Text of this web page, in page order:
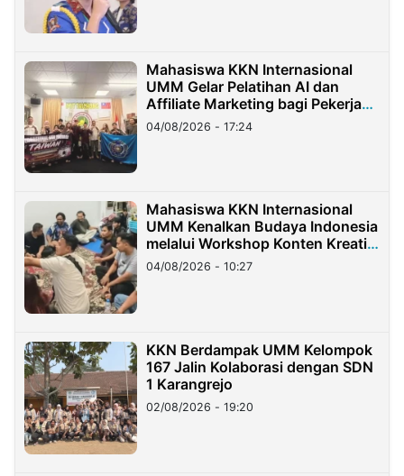
Mahasiswa KKN Internasional
UMM Gelar Pelatihan AI dan
Affiliate Marketing bagi Pekerja
Migran Indonesia di Taiwan
04/08/2026 - 17:24
Mahasiswa KKN Internasional
UMM Kenalkan Budaya Indonesia
melalui Workshop Konten Kreatif
di Taiwan
04/08/2026 - 10:27
KKN Berdampak UMM Kelompok
167 Jalin Kolaborasi dengan SDN
1 Karangrejo
02/08/2026 - 19:20